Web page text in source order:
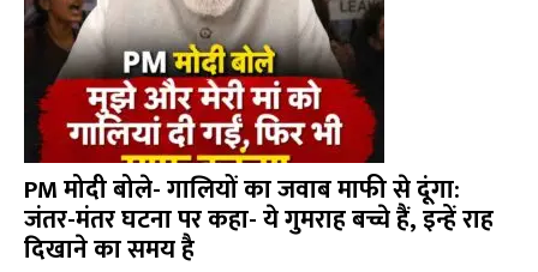
PM मोदी बोले- गालियों का जवाब माफी से दूंगा:
जंतर-मंतर घटना पर कहा- ये गुमराह बच्चे हैं, इन्हें राह
दिखाने का समय है